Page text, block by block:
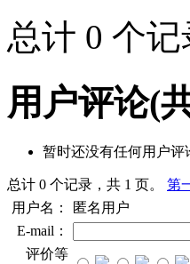
总计 0 个
用户评论(
暂时还没有任何用户评
总计 0 个记录，共 1 页。 第
用户名：
匿名用户
E-mail：
评价等